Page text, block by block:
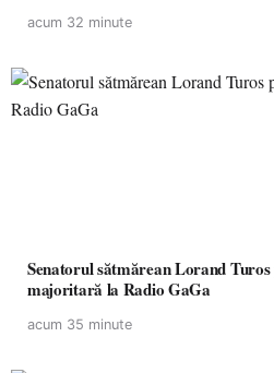
acum 32 minute
Senatorul sătmărean Lorand
majoritară la Radio GaGa
acum 35 minute